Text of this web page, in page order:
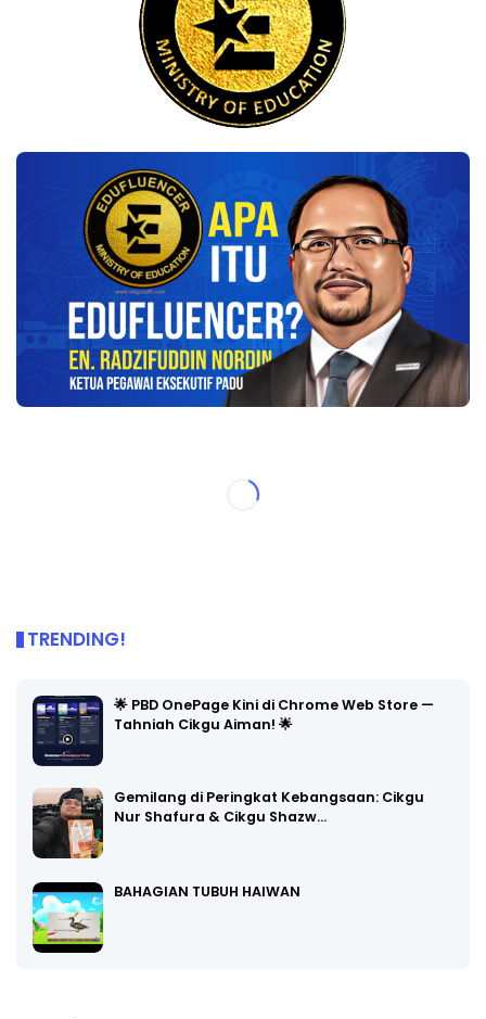
TRENDING!
🌟 PBD OnePage Kini di Chrome Web Store —
Tahniah Cikgu Aiman! 🌟
Gemilang di Peringkat Kebangsaan: Cikgu
Nur Shafura & Cikgu Shazw…
BAHAGIAN TUBUH HAIWAN